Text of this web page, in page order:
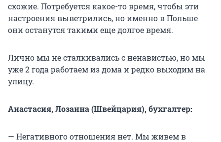
схожие. Потребуется какое-то время, чтобы эти
настроения выветрились, но именно в Польше
они останутся такими еще долгое время.
Лично мы не сталкивались с ненавистью, но мы
уже 2 года работаем из дома и редко выходим на
улицу.
Анастасия, Лозанна (Швейцария), бухгалтер:
— Негативного отношения нет. Мы живем в